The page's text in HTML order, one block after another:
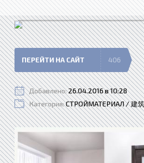
ПЕРЕЙТИ НА САЙТ 406
Добавлено:26.04.2016 в 10:28
Категория:СТРОЙМАТЕРИАЛ / 建筑